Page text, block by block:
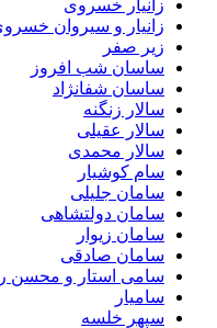
زانیار خسروی
زانیار و سیروان
زیر صفر
ساسان شب افروز
ساسان شفانژاد
سالار زنگنه
سالار عقیلی
سالار محمدی
سام کوشیار
سامان جلیلی
سامان دولتشاهی
سامان زیوار
سامان صادقی
سامی استار و محسن
سامیار
سپهر خلسه